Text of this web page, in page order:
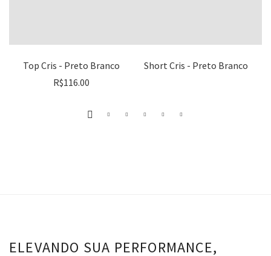
Top Cris - Preto Branco
R$116.00
Short Cris - Preto Branco
ELEVANDO SUA PERFORMANCE,